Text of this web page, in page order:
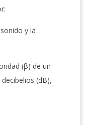
y la
(β) de un
(dB),